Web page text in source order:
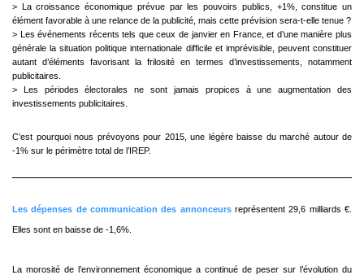
> La croissance économique prévue par les pouvoirs publics, +1%, constitue un
élément favorable à une relance de la publicité, mais cette prévision sera-t-elle tenue ?
> Les événements récents tels que ceux de janvier en France, et d’une manière plus
générale lasituation politique internationale difficile et imprévisible, peuvent constituer
autant d’éléments favorisant la frilosité en termes d’investissements, notamment
publicitaires.
> Les périodes électorales ne sont jamais propices à une augmentation des
investissements publicitaires.
C’est pourquoi nous prévoyons pour 2015, une légère baisse du marché autour de
-1% sur le périmètre total de l’IREP.
Les dépenses de communication des annonceurs représentent 29,6 milliards €.
Elles sont en baisse de -1,6%.
La morosité de l’environnement économique a continué de peser sur l’évolution du